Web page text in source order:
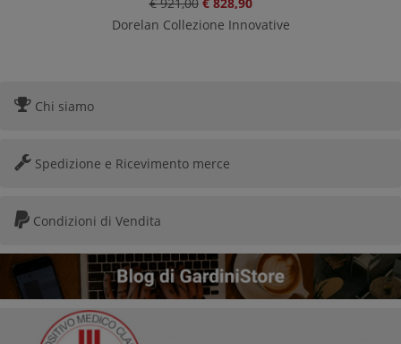
Dorelan Collezione Innovative
Chi siamo
Spedizione e Ricevimento merce
Condizioni di Vendita